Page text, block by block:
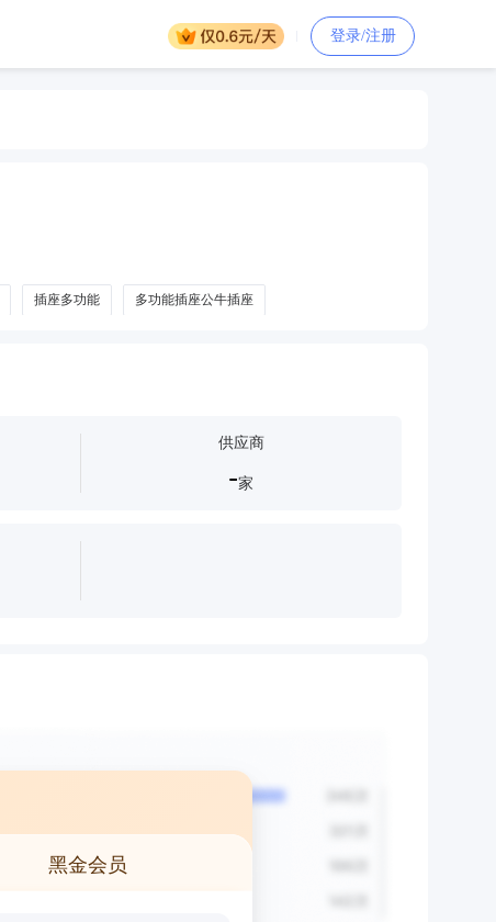
登录/注册
插座多功能 多功能插座公牛插座
供应商
-家
黑金会员